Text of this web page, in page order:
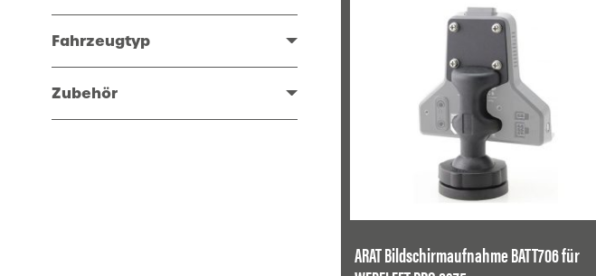
Fahrzeugtyp
Zubehör
ARAT Bildschirmaufnahme BATT706 für